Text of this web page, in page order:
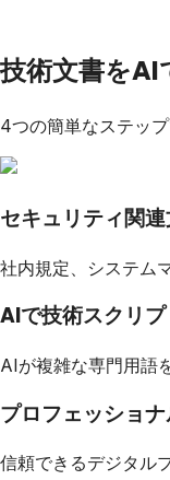
技術文書を
4つの簡単なステッ
セキュリティ関
社内規定、システム
AIで技術スクリ
AIが複雑な専門用語
プロフェッショ
信頼できるデジタル